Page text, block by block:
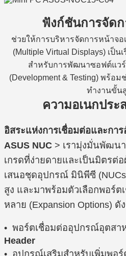
ฟังก์ชันการจัดก
ช่วยให้การบริหารจัดการหน้าจ
(Multiple Virtual Displays) เป็น
สำหรับการพัฒนาซอฟต์แว
(Development & Testing) พร้อ
ทำงานขั้น
ความอเนกประ
อิสระแห่งการเชื่อมต่อและกา
ASUS NUC > เรามุ่งมั่นพัฒน
เกรดที่ง่ายดายและเป็นมิตรต่
เสนอชุดอุปกรณ์ มินิพีซี
สูง และมาพร้อมตัวเลือกพอร์
หลาย (Expansion Options) ดั
• พอร์ตเชื่อมต่ออุปกรณ์อุตสา
Header
• อุปกรณ์เสริมสำหรับเพิ่มพอร์